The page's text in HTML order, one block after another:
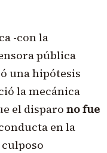
-con la
pública
una hipótesis
la mecánica
el disparo no fue
en la